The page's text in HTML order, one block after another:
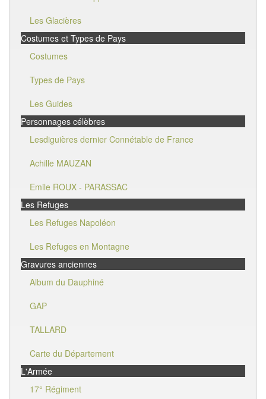
Les Glacières
Costumes et Types de Pays
Costumes
Types de Pays
Les Guides
Personnages célèbres
Lesdiguières dernier Connétable de France
Achille MAUZAN
Emile ROUX - PARASSAC
Les Refuges
Les Refuges Napoléon
Les Refuges en Montagne
Gravures anciennes
Album du Dauphiné
GAP
TALLARD
Carte du Département
L'Armée
17° Régiment